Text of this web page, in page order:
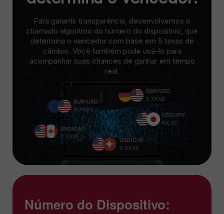
Para garantir transparência, desenvolvemos o
chamado algoritmo do número do dispositivo, que
determina o vencedor com base em 5 taxas de
câmbio. Você também pode usá-lo para
acompanhar suas chances de ganhar em tempo
real.
Número do Dispositivo: